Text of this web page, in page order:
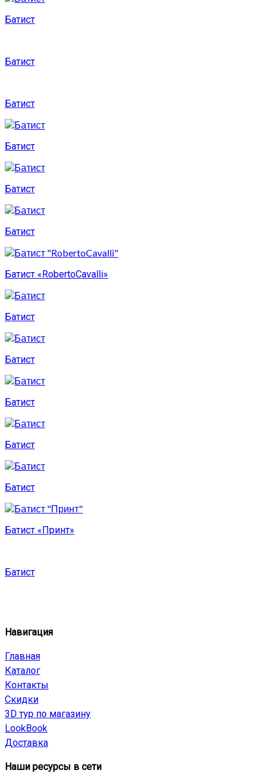
Батист
Батист
Батист
Батист
Батист
Батист
Батист «RobertoCavalli»
Батист
Батист
Батист
Батист
Батист
Батист «Принт»
Батист
Навигация
Главная
Каталог
Контакты
Скидки
3D тур по магазину
LookBook
Доставка
Наши ресурсы в сети